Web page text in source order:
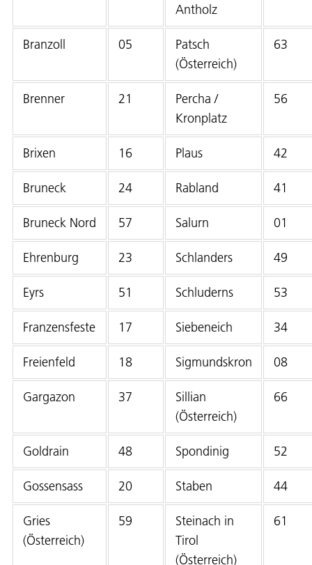
Antholz
Branzoll 05
Patsch
(Österreich)
63
Brenner 21
Percha /
Kronplatz
56
Brixen 16 Plaus 42
Bruneck 24 Rabland 41
Bruneck Nord 57 Salurn 01
Ehrenburg 23 Schlanders 49
Eyrs 51 Schluderns 53
Franzensfeste 17 Siebeneich 34
Freienfeld 18 Sigmundskron 08
Gargazon 37
Sillian
(Österreich)
66
Goldrain 48 Spondinig 52
Gossensass 20 Staben 44
Gries
(Österreich)
59
Steinach in
Tirol
(Österreich)
61